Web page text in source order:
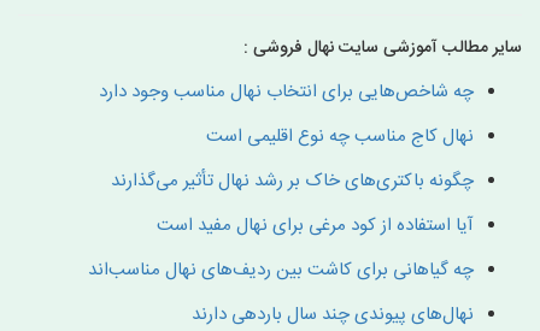
سایر مطالب آموزشی سایت نهال فروشی :
چه شاخص‌هایی برای انتخاب نهال مناسب وجود دارد
نهال کاج مناسب چه نوع اقلیمی است
چگونه باکتری‌های خاک بر رشد نهال تأثیر می‌گذارند
آیا استفاده از کود مرغی برای نهال مفید است
چه گیاهانی برای کاشت بین ردیف‌های نهال مناسب‌اند
نهال‌های پیوندی چند سال باردهی دارند